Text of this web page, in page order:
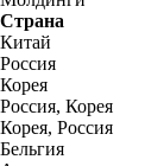
Страна
Китай
Россия
Корея
Россия, Корея
Корея, Россия
Бельгия